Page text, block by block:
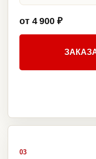
от 4 900 ₽
03